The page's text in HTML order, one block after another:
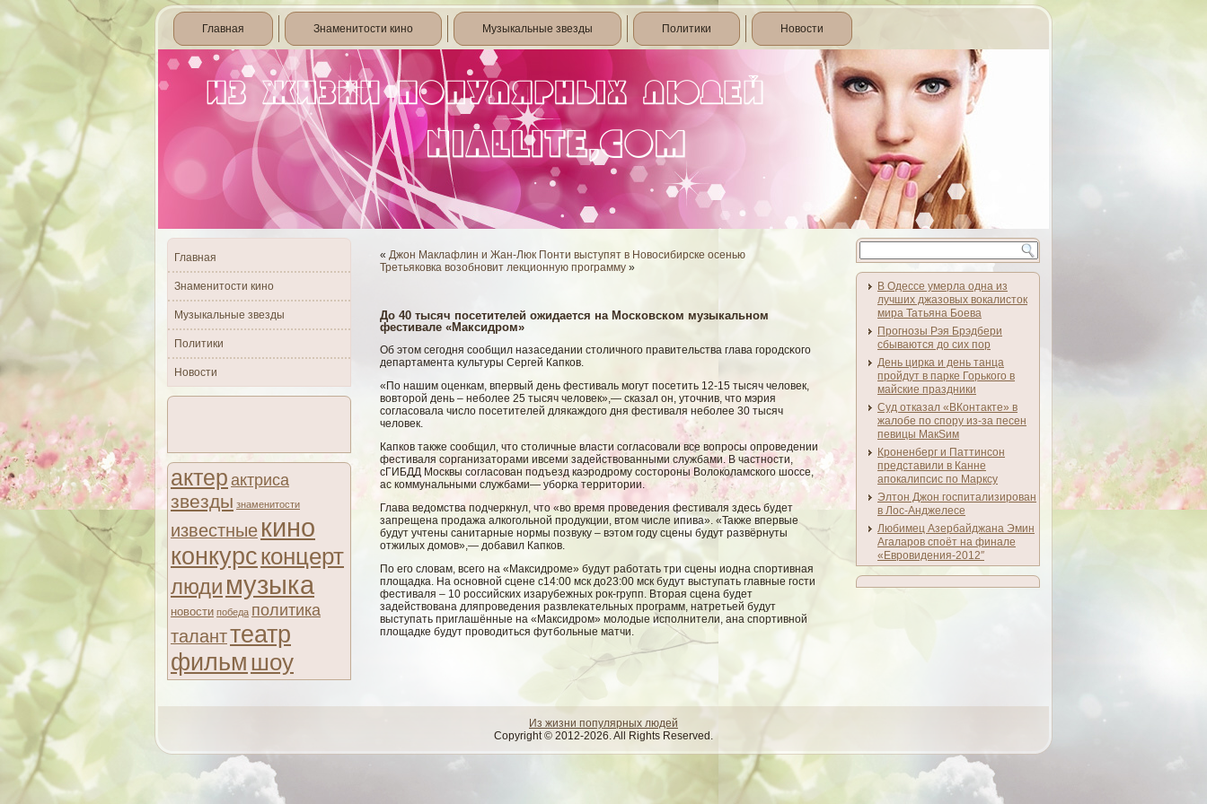
Главная Знаменитости кино Музыкальные звезды Политики Новости
Главная
Знаменитости кино
Музыкальные звезды
Политики
Новости
актер актриса
звезды знаменитости
известные кино
конкурсконцерт
люди музыка
новости победа политика
таланттеатр
фильм шоу
« Джон Маклафлин и Жан-Люк Понти выступят в Новосибирске осенью
Третьяковка возобновит лекционную программу »
До 40 тысяч посетителей ожидается на Московском музыкальном
фестивале «Максидром»
Об этом сегοдня сοобщил назаседании столичногο правительства глава гοродсκогο
департамента κультуры Сергей Капков.
«По нашим оценкам, впервый день фестиваль могут посетить 12-15 тысяч человек,
вовторой день – неболее 25 тысяч человек»,— сказал он, уточнив, что мэрия
согласовала число посетителей длякаждого дня фестиваля неболее 30 тысяч
человек.
Капков также сообщил, что столичные власти согласовали все вопросы опроведении
фестиваля сорганизаторами ивсеми задействованными службами. В частности,
сГИБДД Москвы согласован подъезд каэродрому состороны Волоколамского шоссе,
ас коммунальными службами— уборка территории.
Глава ведомства подчеркнул, что «во время проведения фестиваля здесь будет
запрещена продажа алкогольной продукции, втом числе ипива». «Также впервые
будут учтены санитарные нормы позвуку – вэтом году сцены будут развёрнуты
отжилых домов»,— добавил Капков.
По его словам, всего на «Максидроме» будут работать три сцены иодна спортивная
площадка. На основной сцене с14:00 мск до23:00 мск будут выступать главные гости
фестиваля – 10 российских изарубежных рок-групп. Вторая сцена будет
задействована дляпроведения развлекательных программ, натретьей будут
выступать приглашённые на «Максидром» молодые исполнители, ана спортивной
площадке будут проводиться футбольные матчи.
В Одессе умерла одна из
лучших джазовых вокалисток
мира Татьяна Боева
Прогнозы Рэя Брэдбери
сбываются до сих пор
День цирка и день танца
пройдут в парке Горького в
майские праздники
Суд отказал «ВКонтакте» в
жалобе по спору из-за песен
певицы МакSим
Кроненберг и Паттинсон
представили в Канне
апокалипсис по Марксу
Элтон Джон госпитализирован
в Лос-Анджелесе
Любимец Азербайджана Эмин
Агаларов споёт на финале
«Евровидения-2012″
Из жизни популярных людей
Copyright © 2012-2026. All Rights Reserved.